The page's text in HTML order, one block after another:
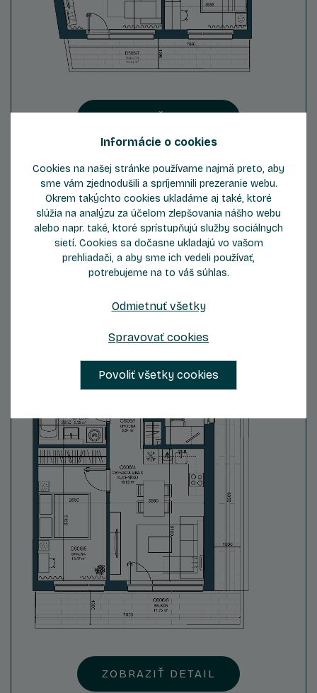
ZOBRAZIŤ DETAIL
Byt C606
Počet izieb 2.5 Podlažie
Zvýhodnená cena s DPH
ZOBRAZIŤ DETAIL
Informácie o cookies
Cookies na našej stránke používame najmä preto, aby
sme vám zjednodušili a spríjemnili prezeranie webu.
Okrem takýchto cookies ukladáme aj také, ktoré
slúžia na analýzu za účelom zlepšovania nášho webu
alebo napr. také, ktoré sprístupňujú služby sociálnych
sietí. Cookies sa dočasne ukladajú vo vašom
prehliadači, a aby sme ich vedeli používať,
potrebujeme na to váš súhlas.
Odmietnuť všetky
Spravovať cookies
Povoliť všetky cookies